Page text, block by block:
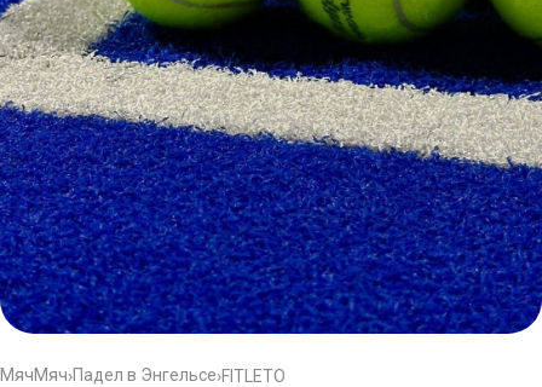
МячМяч›Падел в Энгельсе›FITLETO